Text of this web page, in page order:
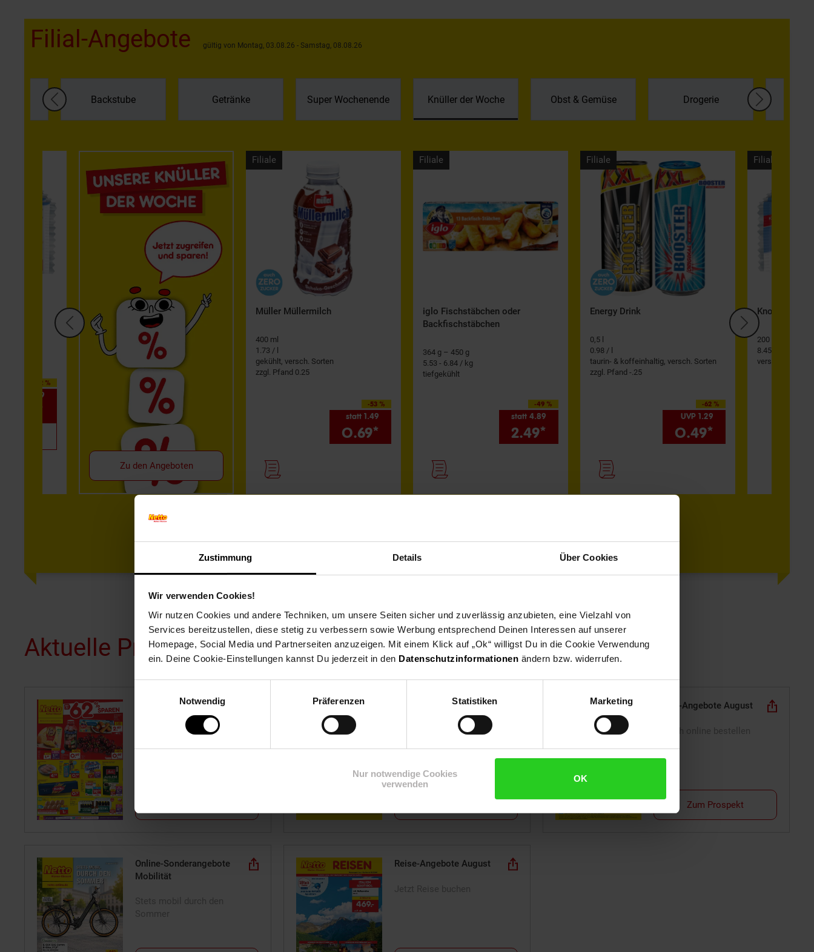
Zustimmung Details Über Cookies
Wir verwenden Cookies!
Wir nutzen Cookies und andere Techniken, um unsere Seiten sicher und zuverlässig anzubieten, eine Vielzahl von
Services bereitzustellen, diese stetig zu verbessern sowie Werbung entsprechend Deinen Interessen auf unserer
Homepage, Social Media und Partnerseiten anzuzeigen. Mit einem Klick auf „Ok“ willigst Du in die Cookie Verwendung
ein. Deine Cookie-Einstellungen kannst Du jederzeit in den Datenschutzinformationen ändern bzw. widerrufen.
Notwendig
Präferenzen Statistiken Marketing
Nur notwendige Cookies
verwenden
OK
Filial-Angebote gültig von Montag, 03.08.26 - Samstag, 08.08.26
Backstube Getränke Super Wochenende Knüller der Woche Obst & Gemüse Drogerie
-32 %
UVP 2.49
Zu den Angeboten
Filiale
Müller Müllermilch
400 ml
1.73 / l
gekühlt, versch. Sorten
zzgl. Pfand 0.25
-53 %
statt 1.49
0.69*
Filiale
iglo Fischstäbchen oder
Backfischstäbchen
364 g – 450 g
5.53 - 6.84 / kg
tiefgekühlt
-49 %
statt 4.89
2.49*
Filiale
Energy Drink
0,5 l
0.98 / l
taurin- & koffeinhaltig, versch. Sorten
zzgl. Pfand -.25
-62 %
UVP 1.29
0.49*
Filiale
Knoppers
200 g
8.45 / kg
versch. Sorten
Alle Filialangebote ansehen
Aktuelle Prospekte
Filial-Angebote
ab Montag, 03.08.26
Preissenkung auf Dauer
ab Freitag, 31.07.26
Online-Angebote August
Zum Prospekt
Online-Sonderangebote
Mobilität
Reise-Angebote August